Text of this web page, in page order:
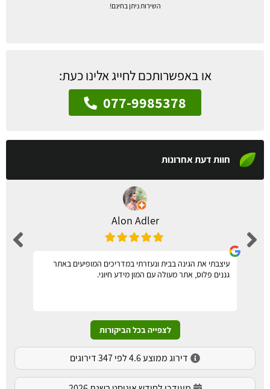
השירות ניתן בחינם!
או באפשרותכם לחייג אלינו כעת:
077-9985378
חוות דעת אחרונות
Alon Adler
עיצבתי את הגינה בבית ונעזרתי במדריכים המופיעים באתר
גננים פלוס, אתר מעולה עם המון מידע חיוני.
לצפייה בכל הביקורות
דירוג ממוצע 4.6 לפי 347 דירוגים